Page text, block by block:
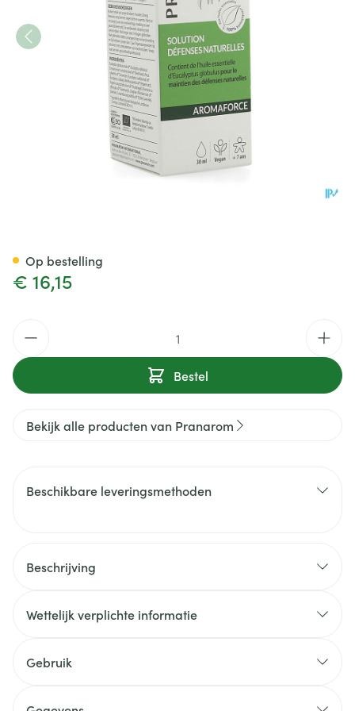
€ 16,15
Bestel
Op bestelling
Bekijk alle producten van Pranarom
Beschikbare leveringsmethoden
Beschrijving
Wettelijk verplichte informatie
Gebruik